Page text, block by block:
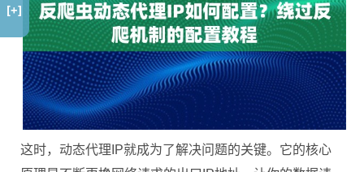
这时，动态代理IP就成为了解决问题的关键。它的核心
[+]